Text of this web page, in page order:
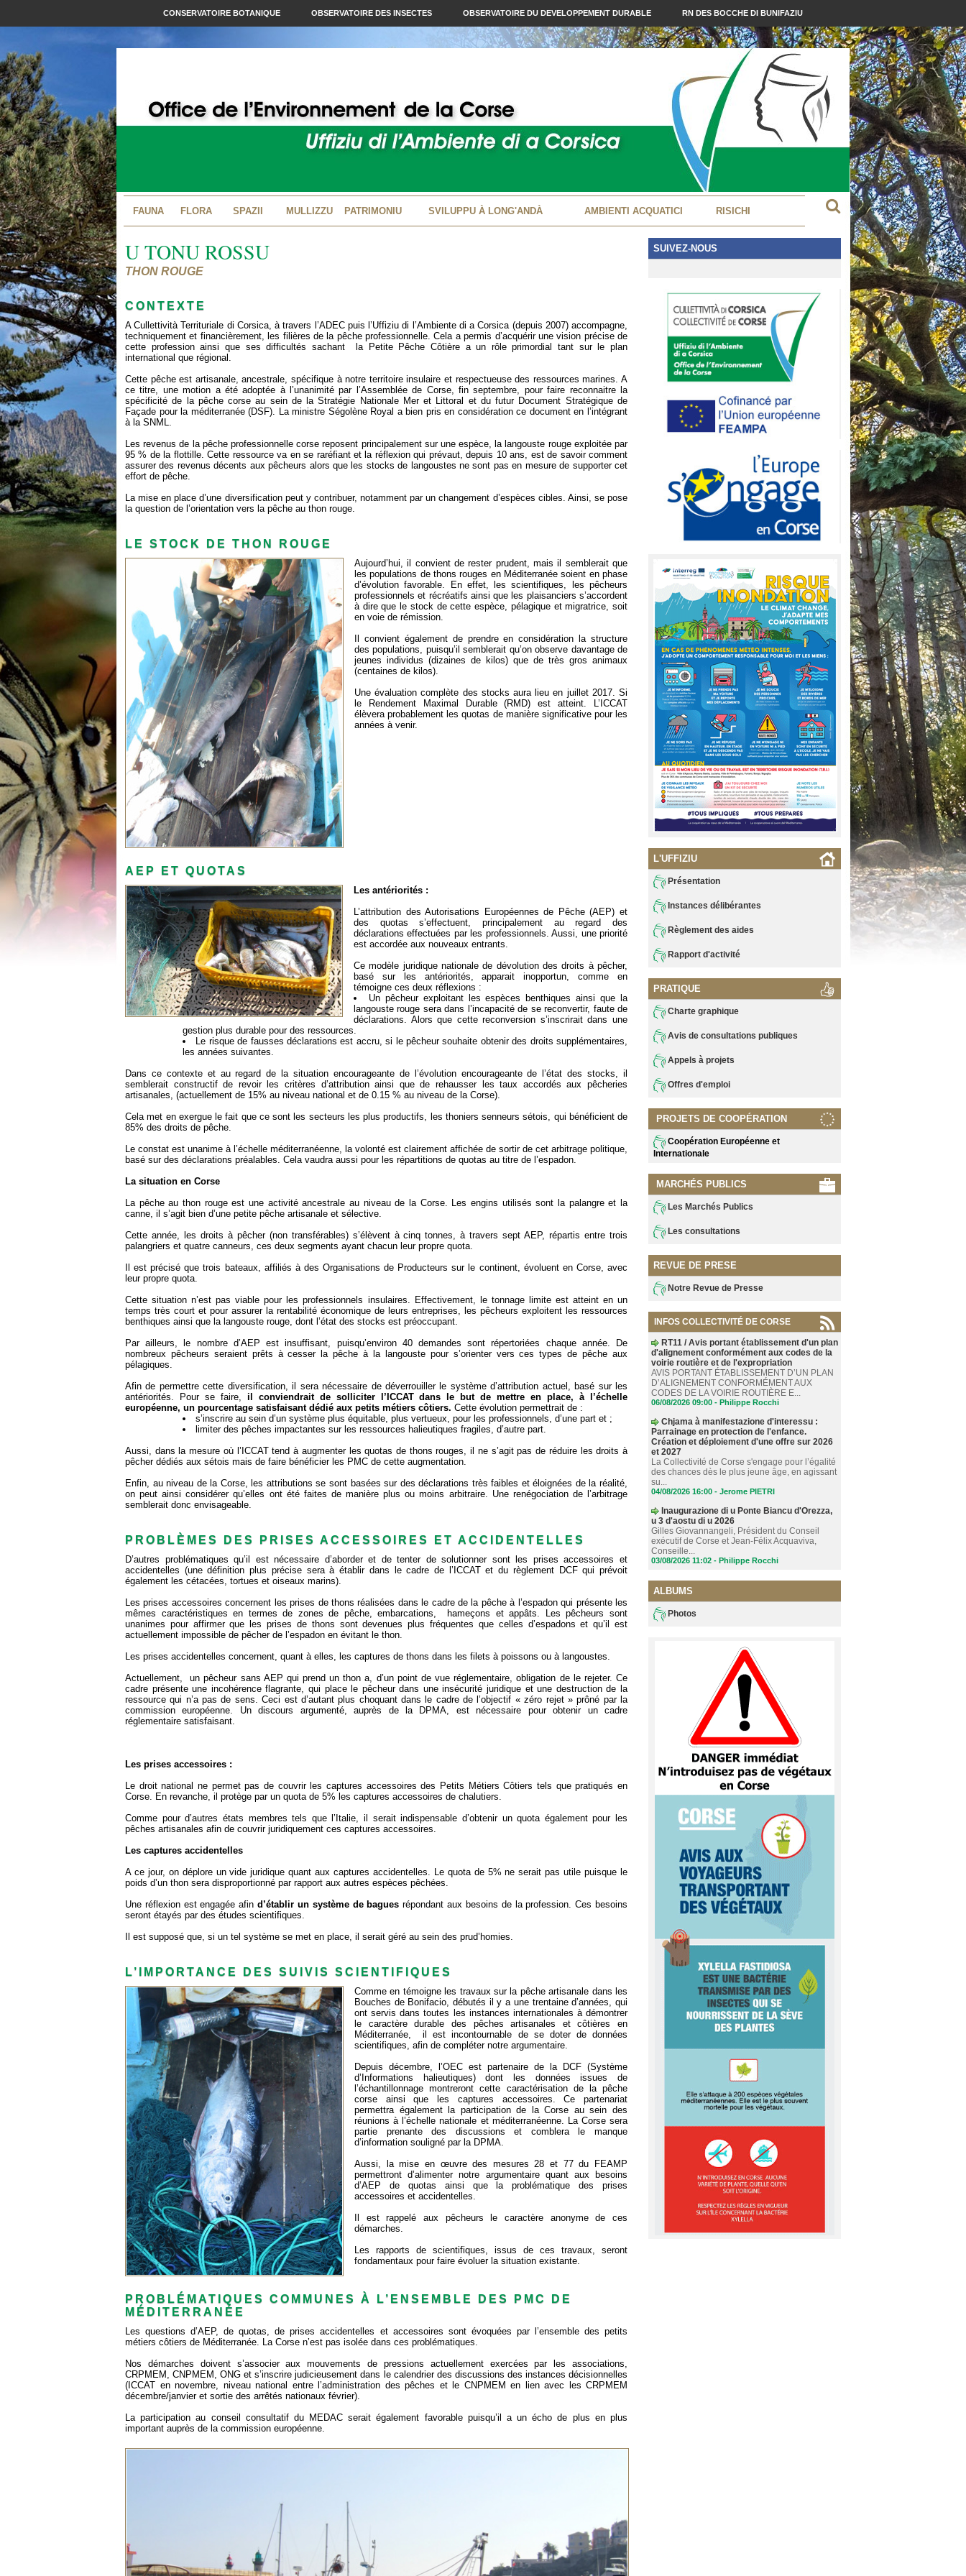
CONSERVATOIRE BOTANIQUE OBSERVATOIRE DES INSECTES OBSERVATOIRE DU DEVELOPPEMENT DURABLE RN DES BOCCHE DI BUNIFAZIU
FAUNA FLORA SPAZII MULLIZZU PATRIMONIU SVILUPPU À LONG'ANDÀ AMBIENTI ACQUATICI RISICHI
U TONU ROSSU
THON ROUGE
CONTEXTE
A Cullettività Territuriale di Corsica, à travers l’ADEC puis l’Uffiziu di l’Ambiente di a Corsica (depuis 2007) accompagne,
techniquement et financièrement, les filières de la pêche professionnelle. Cela a permis d’acquérir une vision précise de
cette profession ainsi que ses difficultés sachant la Petite Pêche Côtière a un rôle primordial tant sur le plan
international que régional.
Cette pêche est artisanale, ancestrale, spécifique à notre territoire insulaire et respectueuse des ressources marines. A
ce titre, une motion a été adoptée à l’unanimité par l’Assemblée de Corse, fin septembre, pour faire reconnaitre la
spécificité de la pêche corse au sein de la Stratégie Nationale Mer et Littoral et du futur Document Stratégique de
Façade pour la méditerranée (DSF). La ministre Ségolène Royal a bien pris en considération ce document en l’intégrant
à la SNML.
Les revenus de la pêche professionnelle corse reposent principalement sur une espèce, la langouste rouge exploitée par
95 % de la flottille. Cette ressource va en se raréfiant et la réflexion qui prévaut, depuis 10 ans, est de savoir comment
assurer des revenus décents aux pêcheurs alors que les stocks de langoustes ne sont pas en mesure de supporter cet
effort de pêche.
La mise en place d’une diversification peut y contribuer, notamment par un changement d’espèces cibles. Ainsi, se pose
la question de l’orientation vers la pêche au thon rouge.
LE STOCK DE THON ROUGE
Aujourd’hui, il convient de rester prudent, mais il semblerait que
les populations de thons rouges en Méditerranée soient en phase
d’évolution favorable. En effet, les scientifiques, les pêcheurs
professionnels et récréatifs ainsi que les plaisanciers s’accordent
à dire que le stock de cette espèce, pélagique et migratrice, soit
en voie de rémission.
Il convient également de prendre en considération la structure
des populations, puisqu’il semblerait qu’on observe davantage de
jeunes individus (dizaines de kilos) que de très gros animaux
(centaines de kilos).
Une évaluation complète des stocks aura lieu en juillet 2017. Si
le Rendement Maximal Durable (RMD) est atteint. L’ICCAT
élèvera probablement les quotas de manière significative pour les
années à venir.
AEP ET QUOTAS
Les antériorités :
L’attribution des Autorisations Européennes de Pêche (AEP) et
des quotas s’effectuent, principalement au regard des
déclarations effectuées par les professionnels. Aussi, une priorité
est accordée aux nouveaux entrants.
Ce modèle juridique nationale de dévolution des droits à pêcher,
basé sur les antériorités, apparait inopportun, comme en
témoigne ces deux réflexions :
Un pêcheur exploitant les espèces benthiques ainsi que la
langouste rouge sera dans l’incapacité de se reconvertir, faute de
déclarations. Alors que cette reconversion s’inscrirait dans une
gestion plus durable pour des ressources.
Le risque de fausses déclarations est accru, si le pêcheur souhaite obtenir des droits supplémentaires,
les années suivantes.
Dans ce contexte et au regard de la situation encourageante de l’évolution encourageante de l’état des stocks, il
semblerait constructif de revoir les critères d’attribution ainsi que de rehausser les taux accordés aux pêcheries
artisanales, (actuellement de 15% au niveau national et de 0.15 % au niveau de la Corse).
Cela met en exergue le fait que ce sont les secteurs les plus productifs, les thoniers senneurs sétois, qui bénéficient de
85% des droits de pêche.
Le constat est unanime à l’échelle méditerranéenne, la volonté est clairement affichée de sortir de cet arbitrage politique,
basé sur des déclarations préalables. Cela vaudra aussi pour les répartitions de quotas au titre de l’espadon.
La situation en Corse
La pêche au thon rouge est une activité ancestrale au niveau de la Corse. Les engins utilisés sont la palangre et la
canne, il s’agit bien d’une petite pêche artisanale et sélective.
Cette année, les droits à pêcher (non transférables) s’élèvent à cinq tonnes, à travers sept AEP, répartis entre trois
palangriers et quatre canneurs, ces deux segments ayant chacun leur propre quota.
Il est précisé que trois bateaux, affiliés à des Organisations de Producteurs sur le continent, évoluent en Corse, avec
leur propre quota.
Cette situation n’est pas viable pour les professionnels insulaires. Effectivement, le tonnage limite est atteint en un
temps très court et pour assurer la rentabilité économique de leurs entreprises, les pêcheurs exploitent les ressources
benthiques ainsi que la langouste rouge, dont l’état des stocks est préoccupant.
Par ailleurs, le nombre d’AEP est insuffisant, puisqu’environ 40 demandes sont répertoriées chaque année. De
nombreux pêcheurs seraient prêts à cesser la pêche à la langouste pour s’orienter vers ces types de pêche aux
pélagiques.
Afin de permettre cette diversification, il sera nécessaire de déverrouiller le système d’attribution actuel, basé sur les
antériorités. Pour se faire, il conviendrait de solliciter l’ICCAT dans le but de mettre en place, à l’échelle
européenne, un pourcentage satisfaisant dédié aux petits métiers côtiers. Cette évolution permettrait de :
s’inscrire au sein d’un système plus équitable, plus vertueux, pour les professionnels, d’une part et ;
limiter des pêches impactantes sur les ressources halieutiques fragiles, d’autre part.
Aussi, dans la mesure où l’ICCAT tend à augmenter les quotas de thons rouges, il ne s’agit pas de réduire les droits à
pêcher dédiés aux sétois mais de faire bénéficier les PMC de cette augmentation.
Enfin, au niveau de la Corse, les attributions se sont basées sur des déclarations très faibles et éloignées de la réalité,
on peut ainsi considérer qu’elles ont été faites de manière plus ou moins arbitraire. Une renégociation de l’arbitrage
semblerait donc envisageable.
PROBLÈMES DES PRISES ACCESSOIRES ET ACCIDENTELLES
D’autres problématiques qu’il est nécessaire d’aborder et de tenter de solutionner sont les prises accessoires et
accidentelles (une définition plus précise sera à établir dans le cadre de l’ICCAT et du règlement DCF qui prévoit
également les cétacées, tortues et oiseaux marins).
Les prises accessoires concernent les prises de thons réalisées dans le cadre de la pêche à l’espadon qui présente les
mêmes caractéristiques en termes de zones de pêche, embarcations, hameçons et appâts. Les pêcheurs sont
unanimes pour affirmer que les prises de thons sont devenues plus fréquentes que celles d’espadons et qu’il est
actuellement impossible de pêcher de l’espadon en évitant le thon.
Les prises accidentelles concernent, quant à elles, les captures de thons dans les filets à poissons ou à langoustes.
Actuellement, un pêcheur sans AEP qui prend un thon a, d’un point de vue réglementaire, obligation de le rejeter. Ce
cadre présente une incohérence flagrante, qui place le pêcheur dans une insécurité juridique et une destruction de la
ressource qui n’a pas de sens. Ceci est d’autant plus choquant dans le cadre de l’objectif « zéro rejet » prôné par la
commission européenne. Un discours argumenté, auprès de la DPMA, est nécessaire pour obtenir un cadre
réglementaire satisfaisant.
Les prises accessoires :
Le droit national ne permet pas de couvrir les captures accessoires des Petits Métiers Côtiers tels que pratiqués en
Corse. En revanche, il protège par un quota de 5% les captures accessoires de chalutiers.
Comme pour d’autres états membres tels que l’Italie, il serait indispensable d’obtenir un quota également pour les
pêches artisanales afin de couvrir juridiquement ces captures accessoires.
Les captures accidentelles
A ce jour, on déplore un vide juridique quant aux captures accidentelles. Le quota de 5% ne serait pas utile puisque le
poids d’un thon sera disproportionné par rapport aux autres espèces pêchées.
Une réflexion est engagée afind’établir un système de bagues répondant aux besoins de la profession. Ces besoins
seront étayés par des études scientifiques.
Il est supposé que, si un tel système se met en place, il serait géré au sein des prud’homies.
L’IMPORTANCE DES SUIVIS SCIENTIFIQUES
Comme en témoigne les travaux sur la pêche artisanale dans les
Bouches de Bonifacio, débutés il y a une trentaine d’années, qui
ont servis dans toutes les instances internationales à démontrer
le caractère durable des pêches artisanales et côtières en
Méditerranée, il est incontournable de se doter de données
scientifiques, afin de compléter notre argumentaire.
Depuis décembre, l’OEC est partenaire de la DCF (Système
d’Informations halieutiques) dont les données issues de
l’échantillonnage montreront cette caractérisation de la pêche
corse ainsi que les captures accessoires. Ce partenariat
permettra également la participation de la Corse au sein des
réunions à l’échelle nationale et méditerranéenne. La Corse sera
partie prenante des discussions et comblera le manque
d’information souligné par la DPMA.
Aussi, la mise en œuvre des mesures 28 et 77 du FEAMP
permettront d’alimenter notre argumentaire quant aux besoins
d’AEP de quotas ainsi que la problématique des prises
accessoires et accidentelles.
Il est rappelé aux pêcheurs le caractère anonyme de ces
démarches.
Les rapports de scientifiques, issus de ces travaux, seront
fondamentaux pour faire évoluer la situation existante.
PROBLÉMATIQUES COMMUNES À L’ENSEMBLE DES PMC DE
MÉDITERRANÉE
Les questions d’AEP, de quotas, de prises accidentelles et accessoires sont évoquées par l’ensemble des petits
métiers côtiers de Méditerranée. La Corse n’est pas isolée dans ces problématiques.
Nos démarches doivent s’associer aux mouvements de pressions actuellement exercées par les associations,
CRPMEM, CNPMEM, ONG et s’inscrire judicieusement dans le calendrier des discussions des instances décisionnelles
(ICCAT en novembre, niveau national entre l’administration des pêches et le CNPMEM en lien avec les CRPMEM
décembre/janvier et sortie des arrêtés nationaux février).
La participation au conseil consultatif du MEDAC serait également favorable puisqu’il a un écho de plus en plus
important auprès de la commission européenne.
SUIVEZ-NOUS
L'UFFIZIU
Présentation
Instances délibérantes
Règlement des aides
Rapport d'activité
PRATIQUE
Charte graphique
Avis de consultations publiques
Appels à projets
Offres d'emploi
PROJETS DE COOPÉRATION
Coopération Européenne et
Internationale
MARCHÉS PUBLICS
Les Marchés Publics
Les consultations
REVUE DE PRESE
Notre Revue de Presse
INFOS COLLECTIVITÉ DE CORSE
RT11 / Avis portant établissement d'un plan
d'alignement conformément aux codes de la
voirie routière et de l'expropriation
AVIS PORTANT ÉTABLISSEMENT D’UN PLAN
D’ALIGNEMENT CONFORMÉMENT AUX
CODES DE LA VOIRIE ROUTIÈRE E...
06/08/2026 09:00 - Philippe Rocchi
Chjama à manifestazione d'interessu :
Parrainage en protection de l'enfance.
Création et déploiement d'une offre sur 2026
et 2027
La Collectivité de Corse s'engage pour l’égalité
des chances dès le plus jeune âge, en agissant
su...
04/08/2026 16:00 - Jerome PIETRI
Inaugurazione di u Ponte Biancu d'Orezza,
u 3 d'aostu di u 2026
Gilles Giovannangeli, Président du Conseil
exécutif de Corse et Jean-Félix Acquaviva,
Conseille...
03/08/2026 11:02 - Philippe Rocchi
ALBUMS
Photos